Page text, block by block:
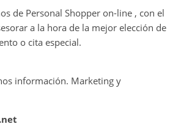
de Personal Shopper on-line , con el
a la hora de la mejor elección de
o cita especial.
información. Marketing y